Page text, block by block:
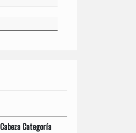
Cabeza Categoría